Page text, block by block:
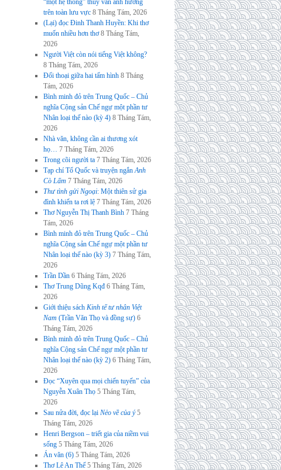
“một hệ thống” thủy văn ảnh hưởng
trên toàn lưu vực 8 Tháng Tám, 2026
(Lại) đọc Đinh Thanh Huyền: Khi thơ
muốn nhiều hơn thơ 8 Tháng Tám,
2026
Người Việt còn nói tiếng Việt không?
8 Tháng Tám, 2026
Đối thoại giữa hai tấm hình 8 Tháng
Tám, 2026
Bình minh đỏ trên Trung Quốc – Chủ
nghĩa Cộng sản Chế ngự một phần tư
Nhân loại thế nào (kỳ 4) 8 Tháng Tám,
2026
Nhà văn, không cần ai thương xót
họ… 7 Tháng Tám, 2026
Trong cõi người ta 7 Tháng Tám, 2026
Tạp chí Tổ Quốc và truyện ngắnAnh
Cò Lấm 7 Tháng Tám, 2026
Thư tình gửi Ngoại: Một thiên sử gia
đình khiến ta rơi lệ 7 Tháng Tám, 2026
Thơ Nguyễn Thị Thanh Bình 7 Tháng
Tám, 2026
Bình minh đỏ trên Trung Quốc – Chủ
nghĩa Cộng sản Chế ngự một phần tư
Nhân loại thế nào (kỳ 3) 7 Tháng Tám,
2026
Trần Dần 6 Tháng Tám, 2026
Thơ Trung Dũng Kqđ 6 Tháng Tám,
2026
Giới thiệu sách Kinh tế tư nhân Việt
Nam (Trần Văn Thọ và đồng sự) 6
Tháng Tám, 2026
Bình minh đỏ trên Trung Quốc – Chủ
nghĩa Cộng sản Chế ngự một phần tư
Nhân loại thế nào (kỳ 2) 6 Tháng Tám,
2026
Đọc “Xuyên qua mọi chiến tuyến” của
Nguyễn Xuân Thọ 5 Tháng Tám,
2026
Sau nửa đời, đọc lại Nẻo về của ý 5
Tháng Tám, 2026
Henri Bergson – triết gia của niềm vui
sống 5 Tháng Tám, 2026
Án văn (6) 5 Tháng Tám, 2026
Thơ Lê An Thế 5 Tháng Tám, 2026